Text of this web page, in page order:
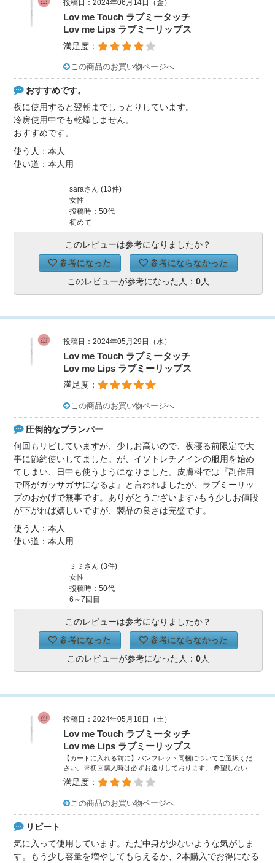
投稿日：2024年06月14日（金）
Lov me Touch ラブミータッチ
Lov me Lips ラブミーリップス
満足度：
この商品のお買い物ページへ
おすすめです。
夜に使用すると翌朝までしっとりしています。
冷房使用中でも乾燥しません。
おすすめです。
使う人：本人
使い道：本人用
saraさん (13件)
女性
投稿時：50代
初めて
このレビューは参考になりましたか？
参考になった
参考にならなかった
このレビューが参考になった人： 0人
投稿日：2024年05月29日（水）
Lov me Touch ラブミータッチ
Lov me Lips ラブミーリップス
満足度：
この商品のお買い物ページへ
圧倒的なプランパー
何回もリピしていますが、少しお高いので、夜寝る前限定で大
事に節約使いしてました。が、イソトレチノインの服用を始め
てしまい、日中も使うようになりました。皮膚科では『副作用
で唇がガッサガサになるよ』と言われましたが、ラブミーリッ
プのおかげで無事です。ありがとうございます♪もう少しお値段
が下がれば嬉しいですが、製品の良さは完璧です。
使う人：本人
使い道：本人用
ミミさん (3件)
女性
投稿時：50代
6～7回目
このレビューは参考になりましたか？
参考になった
参考にならなかった
このレビューが参考になった人： 0人
投稿日：2024年05月18日（土）
Lov me Touch ラブミータッチ
Lov me Lips ラブミーリップス
【カートに入れる前に】パンフレット同梱についてご選択くだ
さい。※初回購入時は必ずお送りしております。:希望しない
満足度：
この商品のお買い物ページへ
リピート
気に入って使用しています。ただ中身が少ないような気がしま
す。もう少し容量を増やしてもらえるか、2本購入でお得になる